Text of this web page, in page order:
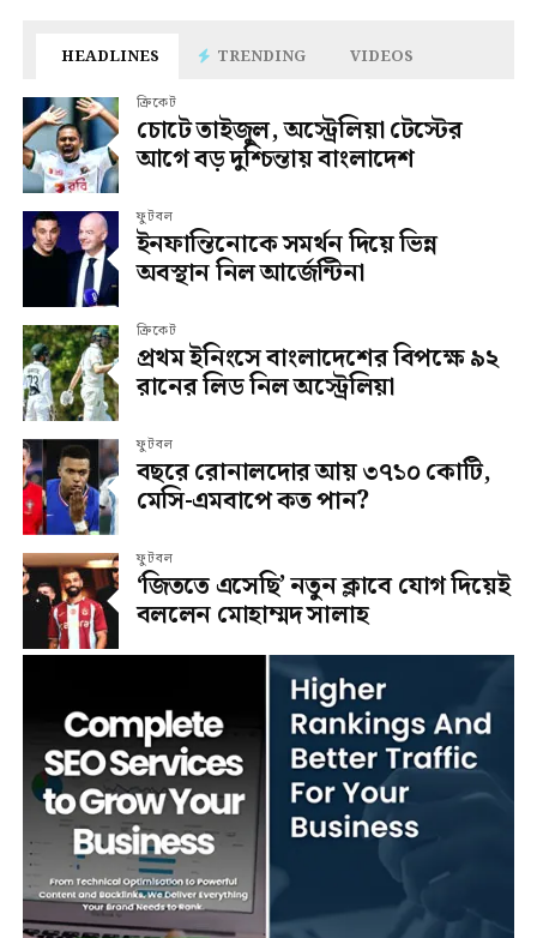
HEADLINES TRENDING VIDEOS
ক্রিকেট
চোটে তাইজুল, অস্ট্রেলিয়া টেস্টের
আগে বড় দুশ্চিন্তায় বাংলাদেশ
ফুটবল
ইনফান্তিনোকে সমর্থন দিয়ে ভিন্ন
অবস্থান নিল আর্জেন্টিনা
ক্রিকেট
প্রথম ইনিংসে বাংলাদেশের বিপক্ষে ৯২
রানের লিড নিল অস্ট্রেলিয়া
ফুটবল
বছরে রোনালদোর আয় ৩৭১০ কোটি,
মেসি-এমবাপে কত পান?
ফুটবল
‘জিততে এসেছি’ নতুন ক্লাবে যোগ দিয়েই
বললেন মোহাম্মদ সালাহ